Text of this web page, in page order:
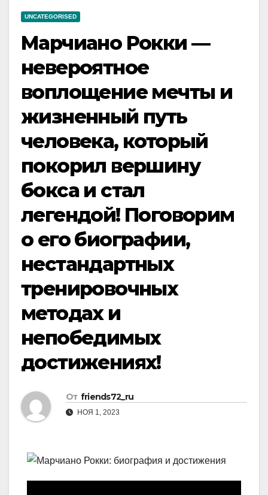
UNCATEGORISED
Марчиано Рокки —
невероятное
воплощение мечты и
жизненный путь
человека, который
покорил вершину
бокса и стал
легендой! Поговорим
о его биографии,
нестандартных
тренировочных
методах и
непобедимых
достижениях!
От friends72_ru
НОЯ 1, 2023